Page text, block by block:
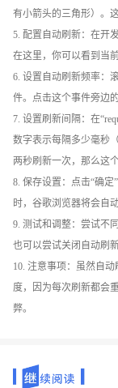
有小箭头的三角形）。
5. 配置自动刷新：在开
在这里，你可以看到当
6. 设置自动刷新频率：
件。点击这个事件旁边的
7. 设置刷新间隔：在
数字表示每隔多少毫秒
两秒刷新一次，那么这
8. 保存设置：点击“确
时，谷歌浏览器将会自
9. 测试和调整：尝试不
也可以尝试关闭自动刷
10. 注意事项：虽然自
度，因为每次刷新都会
弊。